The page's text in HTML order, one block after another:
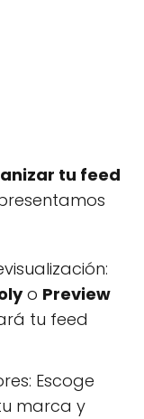
tu feed
o Preview
tu feed
Escoge
marca y